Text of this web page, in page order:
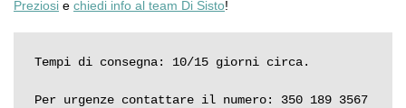
Preziosi e chiedi info al team Di Sisto!
Tempi di consegna: 10/15 giorni circa.
Per urgenze contattare il numero: 350 189 3567